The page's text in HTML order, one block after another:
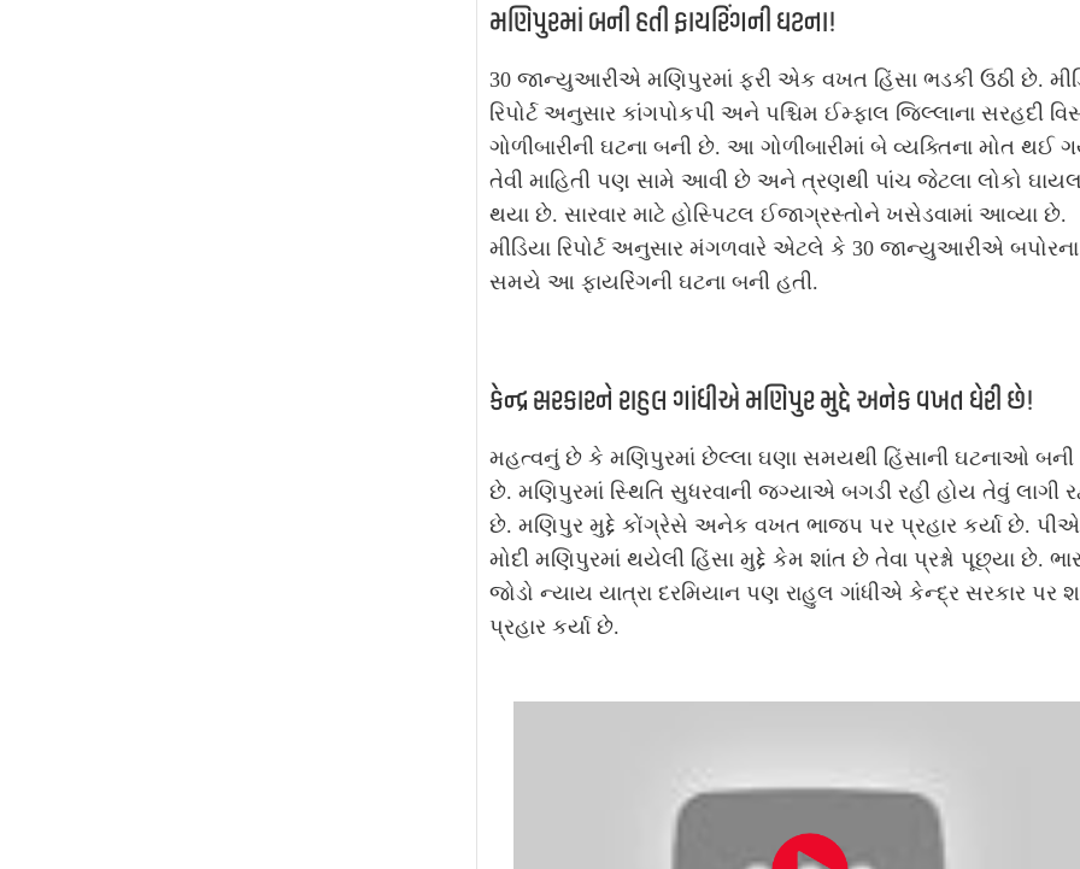
મણિપુરમાં બની હતી ફાયરિંગની ઘટના!
30 જાન્યુઆરીએ મણિપુરમાં ફરી એક વખત હિંસા ભડકી ઉઠી છે.
રિપોર્ટ અનુસાર કાંગપોકપી અને પશ્ચિમ ઈમ્ફાલ જિલ્લાના સરહદી
ગોળીબારીની ઘટના બની છે. આ ગોળીબારીમાં બે વ્યક્તિના મોત થઈ
તેવી માહિતી પણ સામે આવી છે અને ત્રણથી પાંચ જેટલા લોકો
થયા છે. સારવાર માટે હોસ્પિટલ ઈજાગ્રસ્તોને ખસેડવામાં આવ્યા છે.
મીડિયા રિપોર્ટ અનુસાર મંગળવારે એટલે કે 30 જાન્યુઆરીએ બપોરના
સમયે આ ફાયરિંગની ઘટના બની હતી.
કેન્દ્ર સરકારને રાહુલ ગાંધીએ મણિપુર મુદ્દે અનેક વખત ઘેરી છે!
મહત્વનું છે કે મણિપુરમાં છેલ્લા ઘણા સમયથી હિંસાની ઘટનાઓ બની
છે. મણિપુરમાં સ્થિતિ સુધરવાની જગ્યાએ બગડી રહી હોય તેવું લાગી
છે. મણિપુર મુદ્દે કોંગ્રેસે અનેક વખત ભાજપ પર પ્રહાર કર્યા છે.
મોદી મણિપુરમાં થયેલી હિંસા મુદ્દે કેમ શાંત છે તેવા પ્રશ્નો પૂછ્યા છે.
જોડો ન્યાય યાત્રા દરમિયાન પણ રાહુલ ગાંધીએ કેન્દ્ર સરકાર પર
પ્રહાર કર્યા છે.